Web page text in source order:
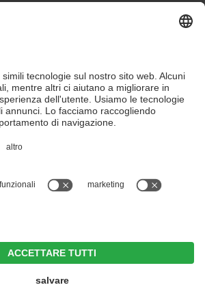
Alloggi
di viaggio per una vacanza in
– con alloggi e offerte nelle
dell’Umanità UNESCO.
e il costante aggiornamento dei contenuti, si
garantiamo la correttezza e la completezza di
di verificare chiedendo direttamente sul posto